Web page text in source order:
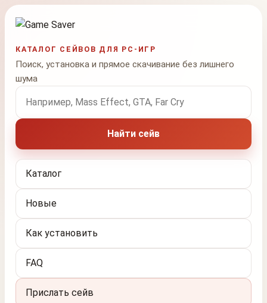
КАТАЛОГ СЕЙВОВ ДЛЯ PC-ИГР
Поиск, установка и прямое скачивание без лишнего
шума
Поиск по названию игры
Найти сейв
Каталог
Новые
Как установить
FAQ
Прислать сейв